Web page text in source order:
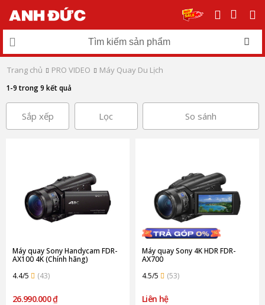
Trang chủ PRO VIDEO Máy Quay Du Lịch
1-9 trong 9 kết quả
Sắp xếp Lọc So sánh
Máy quay Sony Handycam FDR-
AX100 4K (Chính hãng)
4.4/5
(43)
26.990.000 ₫
Máy quay Sony 4K HDR FDR-
AX700
4.5/5
(53)
Liên hệ